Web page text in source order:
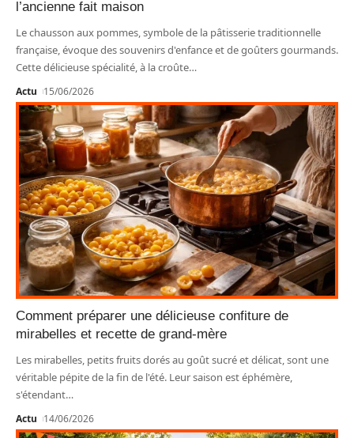
l’ancienne fait maison
Le chausson aux pommes, symbole de la pâtisserie traditionnelle
française, évoque des souvenirs d'enfance et de goûters gourmands.
Cette délicieuse spécialité, à la croûte…
Actu 15/06/2026
Comment préparer une délicieuse confiture de
mirabelles et recette de grand-mère
Les mirabelles, petits fruits dorés au goût sucré et délicat, sont une
véritable pépite de la fin de l'été. Leur saison est éphémère,
s'étendant…
Actu 14/06/2026